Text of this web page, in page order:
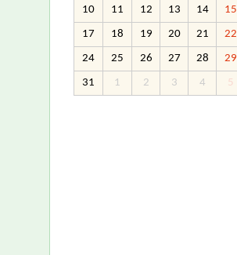
10 11 12 13 14 15
17 18 19 20 21 22
24 25 26 27 28 29
31 1 2 3 4 5